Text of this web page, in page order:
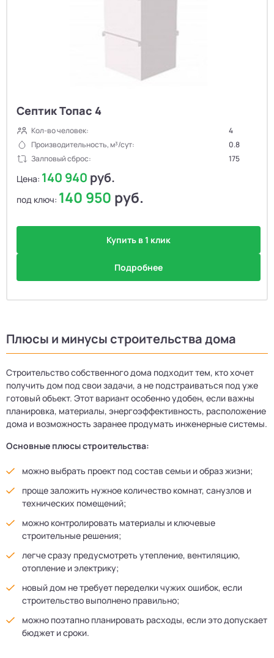
Септик Топас 4
Кол-во человек:
4
Производительность, м³/сут:
0.8
Залповый сброс:
175
Цена: 140 940 руб.
под ключ: 140 950 руб.
Купить в 1 клик
Подробнее
Плюсы и минусы строительства дома
Строительство собственного дома подходит тем, кто хочет
получить дом под свои задачи, а не подстраиваться под уже
готовый объект. Этот вариант особенно удобен, если важны
планировка, материалы, энергоэффективность, расположение
дома и возможность заранее продумать инженерные системы.
Основные плюсы строительства:
можно выбрать проект под состав семьи и образ жизни;
проще заложить нужное количество комнат, санузлов и
технических помещений;
можно контролировать материалы и ключевые
строительные решения;
легче сразу предусмотреть утепление, вентиляцию,
отопление и электрику;
новый дом не требует переделки чужих ошибок, если
строительство выполнено правильно;
можно поэтапно планировать расходы, если это допускает
бюджет и сроки.